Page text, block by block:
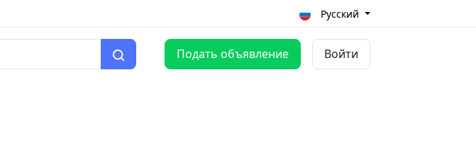
Русский
Подать объявление Войти